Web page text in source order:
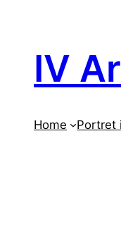
IV
Home Portret